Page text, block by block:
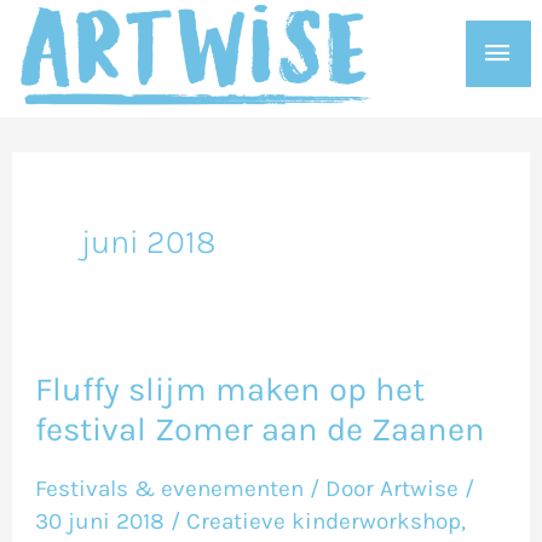
naar
juni 2018
Fluffy slijm maken op het
festival Zomer aan de Zaanen
Festivals & evenementen / DoorArtwise /
30 juni 2018 / Creatieve kinderworkshop,
Fluffy
slijm
op